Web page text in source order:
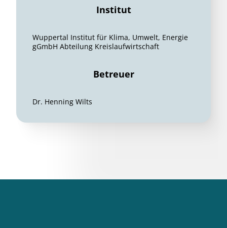
Institut
Wuppertal Institut für Klima, Umwelt, Energie
gGmbH Abteilung Kreislaufwirtschaft
Betreuer
Dr. Henning Wilts